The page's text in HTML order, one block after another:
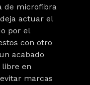
de microfibra
actuar el
por el
con otro
acabado
libre en
marcas